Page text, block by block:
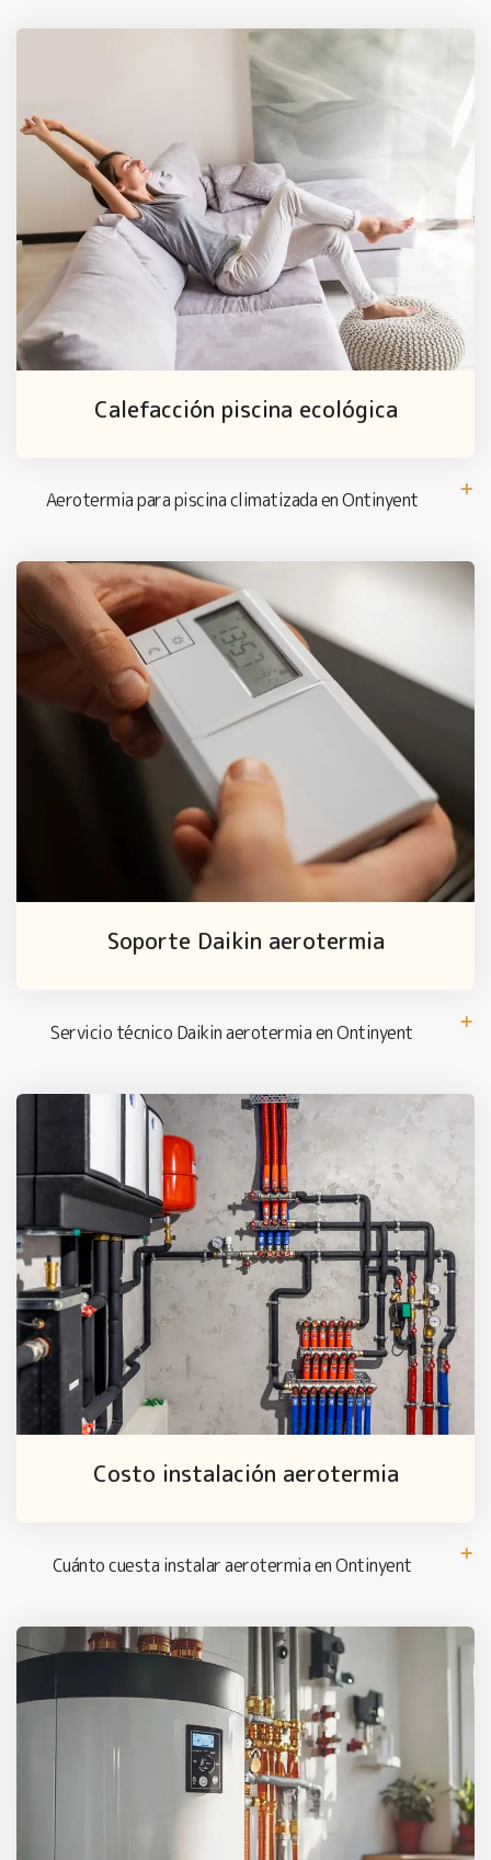
Calefacción piscina ecológica
Aerotermia para piscina climatizada en Ontinyent
Soporte Daikin aerotermia
Servicio técnico Daikin aerotermia en Ontinyent
Costo instalación aerotermia
Cuánto cuesta instalar aerotermia en Ontinyent